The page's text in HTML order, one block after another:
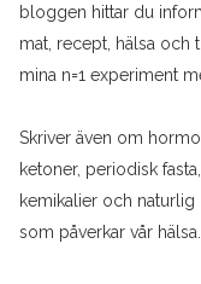
bloggen hittar du
mat, recept, hälsa och
mina n=1 experiment
Skriver även om
ketoner, periodisk
kemikalier och
som påverkar vår hälsa.